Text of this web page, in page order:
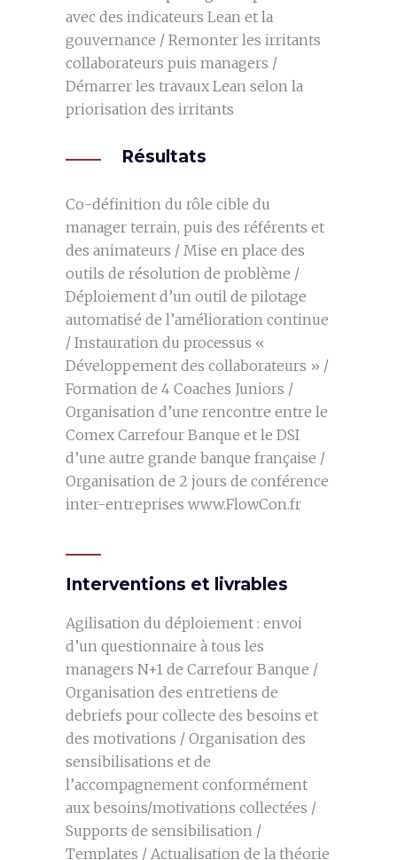
avec des indicateurs Lean et la
gouvernance / Remonter les irritants
collaborateurs puis managers /
Démarrer les travaux Lean selon la
priorisation des irritants
Résultats
Co-définition du rôle cible du
manager terrain, puis des référents et
des animateurs / Mise en place des
outils de résolution de problème /
Déploiement d’un outil de pilotage
automatisé de l’amélioration continue
/ Instauration du processus «
Développement des collaborateurs » /
Formation de 4 Coaches Juniors /
Organisation d’une rencontre entre le
Comex Carrefour Banque et le DSI
d’une autre grande banque française /
Organisation de 2 jours de conférence
inter-entreprises www.FlowCon.fr
Interventions et livrables
Agilisation du déploiement : envoi
d’un questionnaire à tous les
managers N+1 de Carrefour Banque /
Organisation des entretiens de
debriefs pour collecte des besoins et
des motivations / Organisation des
sensibilisations et de
l’accompagnement conformément
aux besoins/motivations collectées /
Supports de sensibilisation /
Templates / Actualisation de la théorie